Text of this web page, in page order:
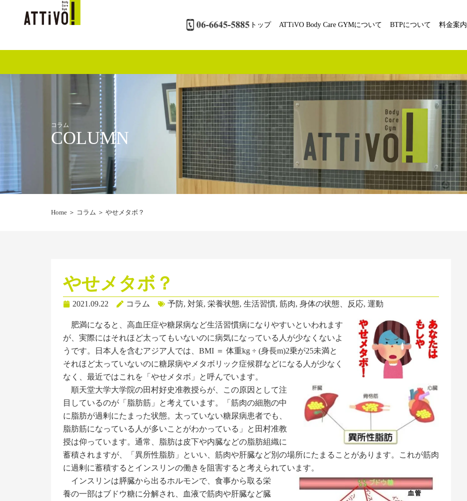
トップ ATTiVO Body Care GYMについて BTPについて 料金案内
コラム
COLUMN
Home ＞ コラム ＞ やせメタボ？
やせメタボ？
2021.09.22 コラム 予防, 対策, 栄養状態, 生活習慣, 筋肉, 身体の状態、反応, 運動
肥満になると、高血圧症や糖尿病など生活習慣病になりやすいといわれます
が、実際にはそれほど太ってもいないのに病気になっている人が少なくないよ
うです。日本人を含むアジア人では、BMI ＝ 体重kg ÷ (身長m)2乗が25未満と
それほど太っていないのに糖尿病やメタボリック症候群などになる人が少なく
なく、最近ではこれを「やせメタボ」と呼んでいます。
順天堂大学大学院の田村好史准教授らが、この原因として注
目しているのが「脂肪筋」と考えています。「筋肉の細胞の中
に脂肪が過剰にたまった状態。太っていない糖尿病患者でも、
脂肪筋になっている人が多いことがわかっている」と田村准教
授は仰っています。通常、脂肪は皮下や内臓などの脂肪組織に
蓄積されますが、「異所性脂肪」といい、筋肉や肝臓など別の場所にたまることがあります。これが筋肉
に過剰に蓄積するとインスリンの働きを阻害すると考えられています。
インスリンは膵臓から出るホルモンで、食事から取る栄
養の一部はブドウ糖に分解され、血液で筋肉や肝臓など臓